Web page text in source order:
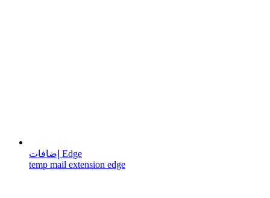
إضافات Edge
temp mail extension edge